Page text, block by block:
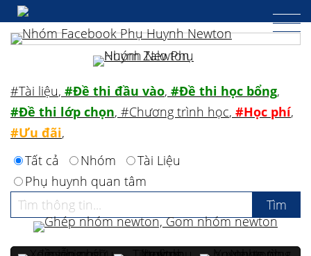
#Tài liệu, #Đề thi đầu vào, #Đề thi học bổng,
#Đề thi lớp chọn, #Chương trình học, #Học phí,
#Ưu đãi,
Tất cả
Nhóm
Tài Liệu
Phụ huynh quan tâm